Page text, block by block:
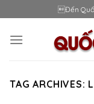
to
content
Đến
TAG ARCHIVES: